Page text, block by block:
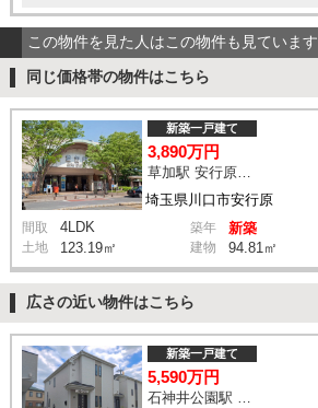
この物件を見た人はこの物件も見ています
同じ価格帯の物件はこちら
埼玉県川口市安行原
新築一戸建て
3,890万円
間取 4LDK 築年 新築
土地 123.19㎡ 建物 94.81㎡
広さの近い物件はこちら
新築一戸建て
5,590万円
石神井公園駅 橋戸小学校 バス15分 停歩4分